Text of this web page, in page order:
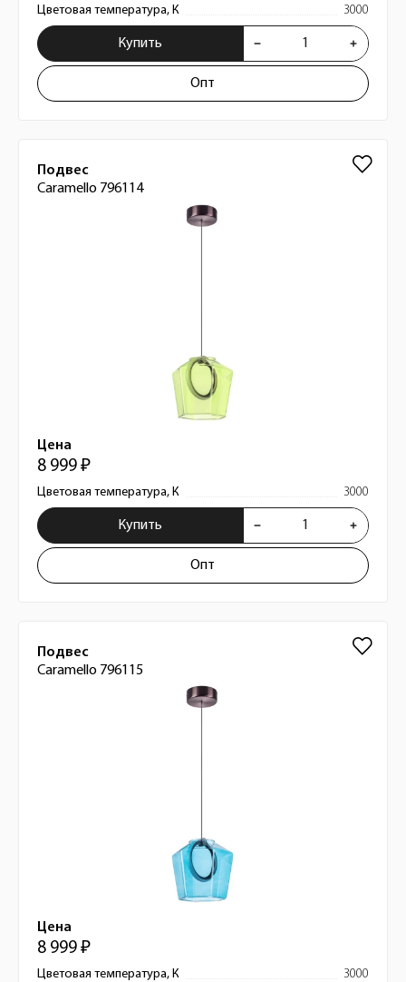
Цветовая температура, К 3000
Купить
Опт
Подвес
Caramello 796114
Цена
8 999 ₽
Цветовая температура, К 3000
Купить
Опт
Подвес
Caramello 796115
Цена
8 999 ₽
Цветовая температура, К 3000